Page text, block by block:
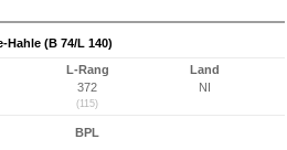
Hahle (B 74/L 140)
L-Rang
372
(115)
Land
NI
BPL